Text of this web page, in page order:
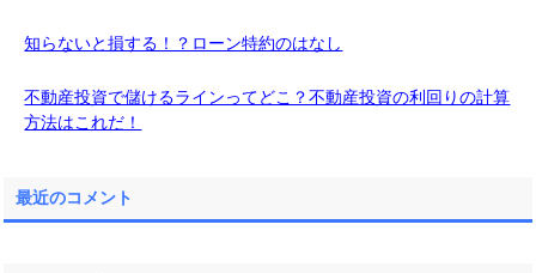
知らないと損する！？ローン特約のはなし
不動産投資で儲けるラインってどこ？不動産投資の利回りの計算
方法はこれだ！
最近のコメント